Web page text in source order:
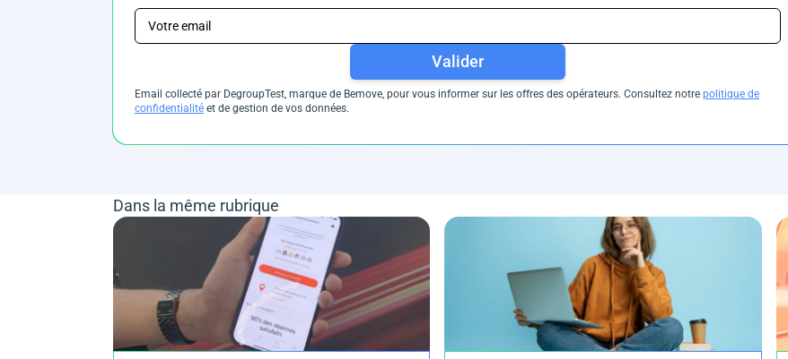
Valider
Email collecté par DegroupTest, marque de Bemove, pour vous informer sur les offres des opérateurs. Consultez notre politique de
confidentialité et de gestion de vos données.
Dans la même rubrique